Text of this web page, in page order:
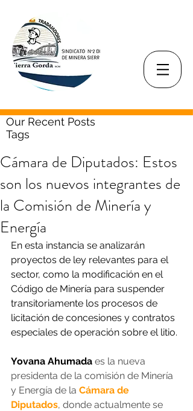
Our Recent Posts
Tags
Cámara de Diputados: Estos
son los nuevos integrantes de
la Comisión de Minería y
Energía
En esta instancia se analizarán
proyectos de ley relevantes para el
sector, como la modificación en el
Código de Minería para suspender
transitoriamente los procesos de
licitación de concesiones y contratos
especiales de operación sobre el litio.
Yovana Ahumada es la nueva
presidenta de la comisión de Minería
y Energía de la Cámara de
Diputados, donde actualmente se